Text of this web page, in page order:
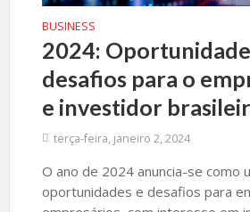
BUSINESS
2024:
desafios para o
e investidor
terça-feira, janeiro 2, 2024
O ano de 2024 anuncia-se como
oportunidades e desafios para